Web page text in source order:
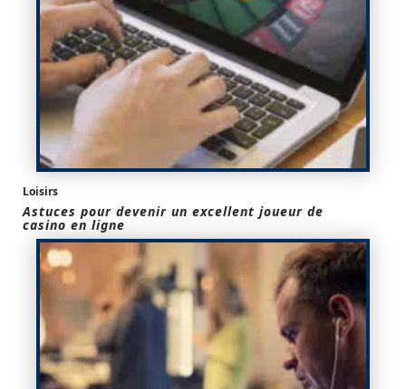
Loisirs
Astuces pour devenir un excellent joueur de
casino en ligne